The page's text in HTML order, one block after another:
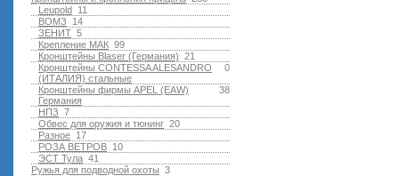
11
Leupold
14
ВОМЗ
5
ЗЕНИТ
99
Крепление МАК
21
Кронштейны Blaser (Германия)
0
Кронштейны CONTESSA ALESANDRO
(ИТАЛИЯ) стальные
38
Кронштейны фирмы APEL (EAW)
Германия
7
НПЗ
20
Обвес для оружия и тюнинг
17
Разное
10
РОЗА ВЕТРОВ
41
ЭСТ Тула
3
Ружья для подводной оxоты